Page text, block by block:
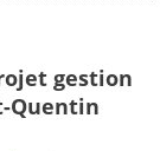
gestion
Quentin